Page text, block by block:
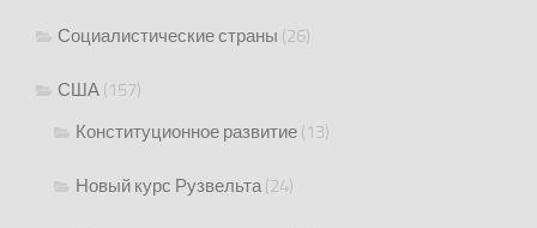
Социалистические страны (26)
США (157)
Конституционное развитие (13)
Новый курс Рузвельта(24)